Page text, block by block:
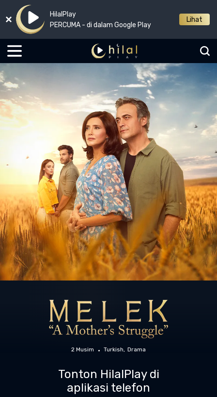
HilalPlay
PERCUMA - di dalam Google Play
Lihat
2 Musim Turkish Drama
Tonton HilalPlay di
aplikasi telefon